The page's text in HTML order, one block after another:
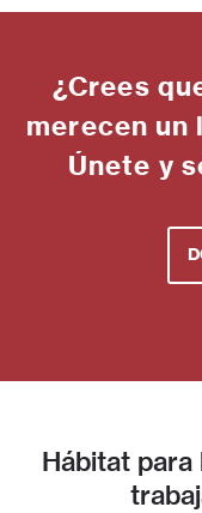
¿Crees
merecen un
Únete y
Hábitat para